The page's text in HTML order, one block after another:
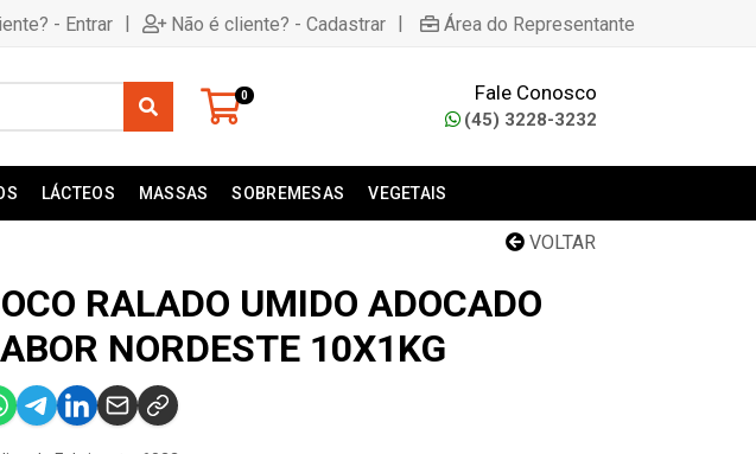
- Entrar | Não é cliente? - Cadastrar | Área do Representante
0 Fale Conosco
(45) 3228-3232
LÁCTEOS MASSAS SOBREMESAS VEGETAIS
VOLTAR
RALADO UMIDO ADOCADO
NORDESTE 10X1KG